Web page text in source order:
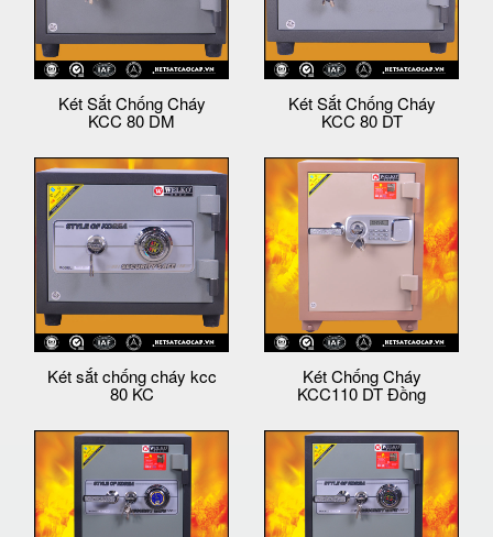
Két Sắt Chống Cháy
KCC 80 DM
Két Sắt Chống Cháy
KCC 80 DT
Két sắt chống cháy kcc
80 KC
Két Chống Cháy
KCC110 DT Đồng